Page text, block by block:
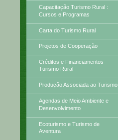
Capacitação Turismo Rural :
Cursos e Programas
Carta do Turismo Rural
Projetos de Cooperação
Créditos e Financiamentos
Turismo Rural
Produção Associada ao Turismo
Agendas de Meio Ambiente e
Desenvolvimento
Ecoturismo e Turismo de
Aventura